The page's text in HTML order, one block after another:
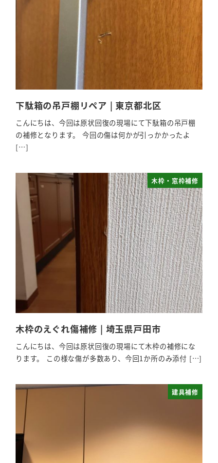
下駄箱の吊戸棚リペア | 東京都北区
こんにちは、今回は原状回復の現場にて下駄箱の吊戸棚
の補修となります。 今回の傷は何かが引っかかったよ
[…]
木枠・窓枠補修
木枠のえぐれ傷補修 | 埼玉県戸田市
こんにちは、今回は原状回復の現場にて木枠の補修にな
ります。 この様な傷が多数あり、今回1か所のみ添付 […]
建具補修